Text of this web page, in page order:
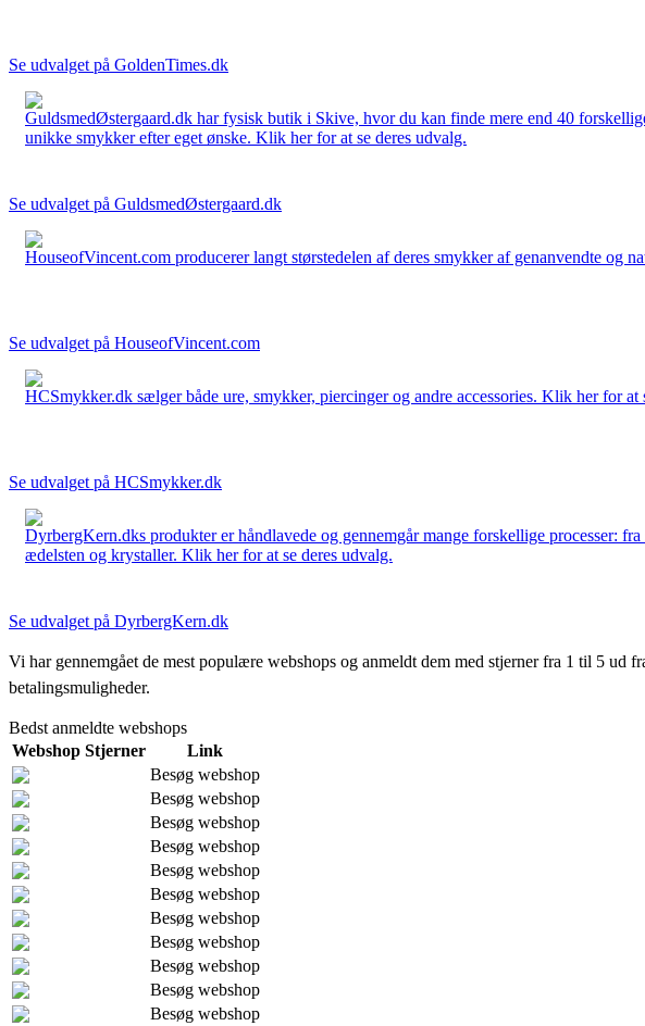
Se udvalget på GoldenTimes.dk
GuldsmedØstergaard.dk har fysisk butik i Skive, hvor du kan finde mere end 40
unikke smykker efter eget ønske. Klik her for at se deres udvalg.
Se udvalget på GuldsmedØstergaard.dk
HouseofVincent.com producerer langt størstedelen af deres smykker af genanvendte og
Se udvalget på HouseofVincent.com
HCSmykker.dk sælger både ure, smykker, piercinger og andre accessories. Klik her for at
Se udvalget på HCSmykker.dk
DyrbergKern.dks produkter er håndlavede og gennemgår mange forskellige processer:
ædelsten og krystaller. Klik her for at se deres udvalg.
Se udvalget på DyrbergKern.dk
Vi har gennemgået de mest populære webshops og anmeldt dem med stjerner fra 1 til 5 ud
betalingsmuligheder.
Bedst anmeldte webshops
Webshop Stjerner
Link
Besøg webshop
Besøg webshop
Besøg webshop
Besøg webshop
Besøg webshop
Besøg webshop
Besøg webshop
Besøg webshop
Besøg webshop
Besøg webshop
Besøg webshop